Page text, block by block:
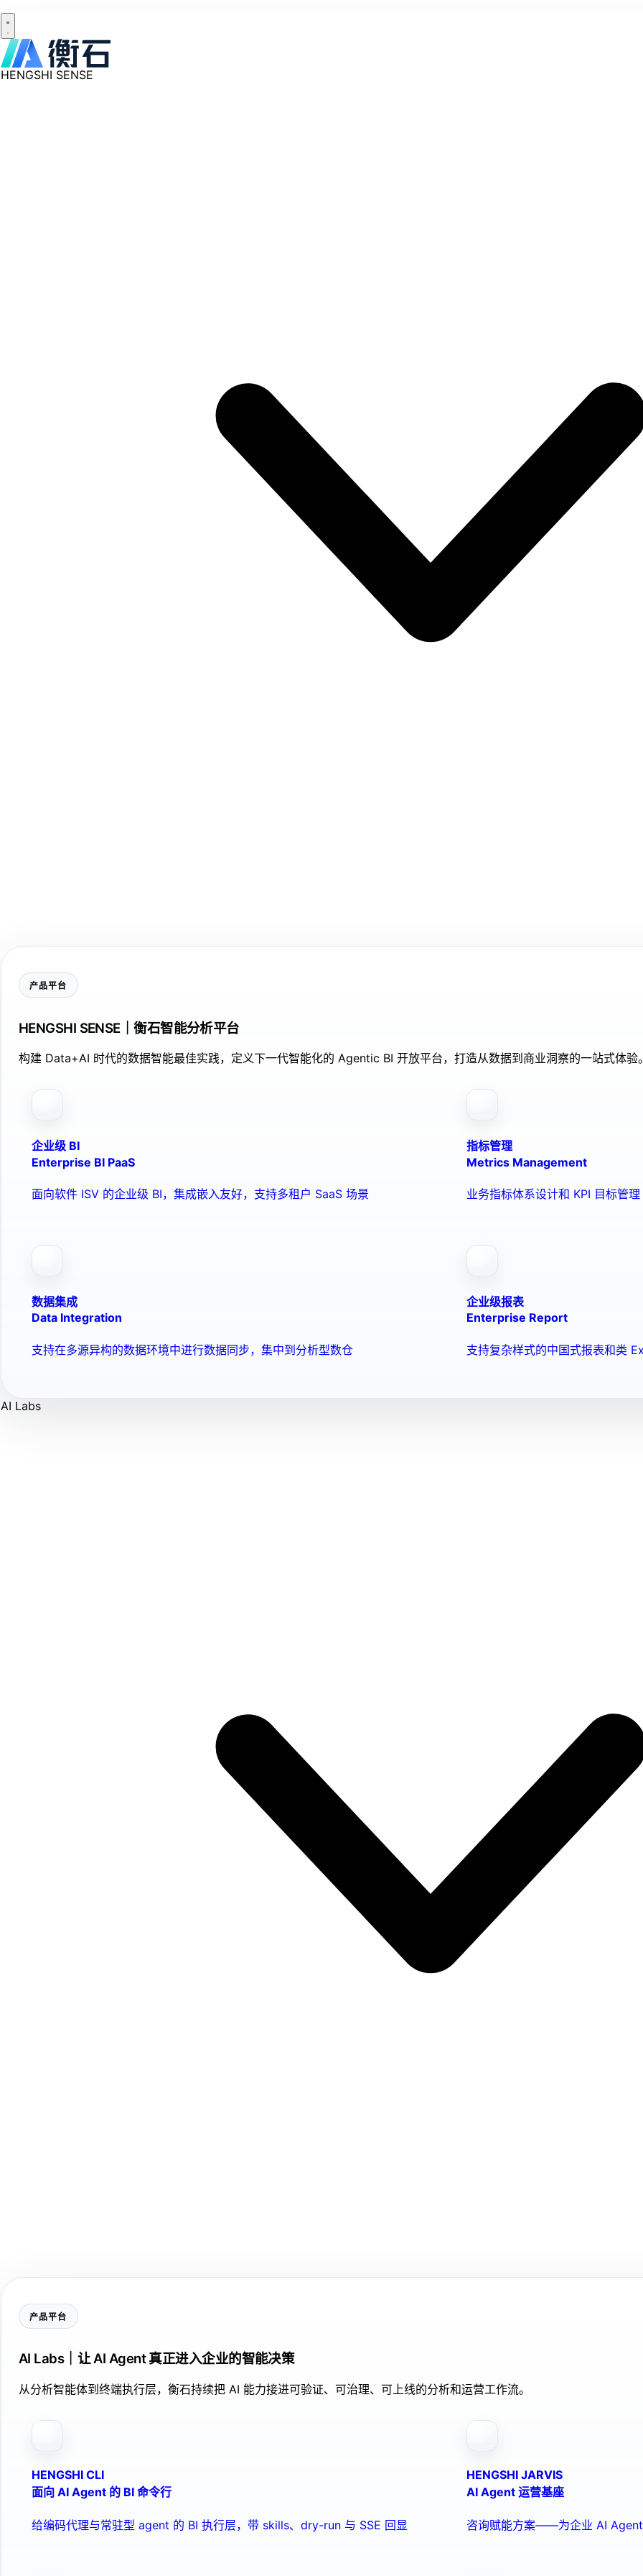
HENGSHI SENSE
产品平台
HENGSHI SENSE｜衡石智能分析平台
构建 Data+AI 时代的数据智能最佳实践，定义下一代智能化的 Agentic BI 开放平台，打造从数据到商业洞察的一站式体验
企业级 BI
Enterprise BI PaaS
面向软件 ISV 的企业级 BI，集成嵌入友好，支持多租户 SaaS 场景
指标管理
Metrics Management
业务指标体系设计和 KPI 目标管理
数据集成
Data Integration
支持在多源异构的数据环境中进行数据同步，集中到分析型数仓
企业级报表
Enterprise Report
支持复杂样式的中国式报表和类
AI Labs
产品平台
AI Labs｜让 AI Agent 真正进入企业的智能决策
从分析智能体到终端执行层，衡石持续把 AI 能力接进可验证、可治理、可上线的分析和运营工作流。
HENGSHI CLI
面向 AI Agent 的 BI 命令行
给编码代理与常驻型 agent 的 BI 执行层，带 skills、dry-run 与 SSE 回显
HENGSHI JARVIS
AI Agent 运营基座
咨询赋能方案——为企业 AI Agent